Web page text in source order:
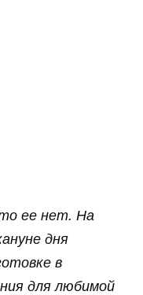
ее нет. На
дня
в
для любимой